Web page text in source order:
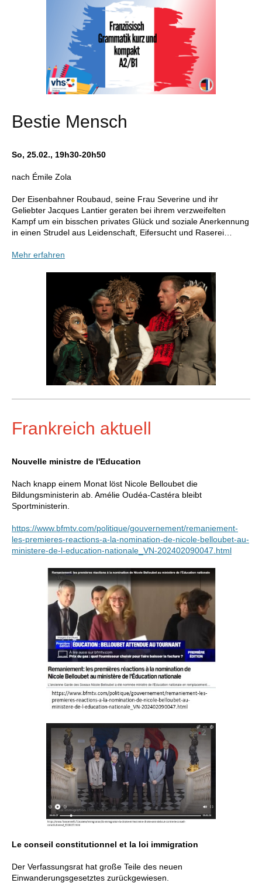
Bestie Mensch
So, 25.02., 19h30-20h50
nach Émile Zola
Der Eisenbahner Roubaud, seine Frau Severine und ihr
Geliebter Jacques Lantier geraten bei ihrem verzweifelten
Kampf um ein bisschen privates Glück und soziale Anerkennung
in einen Strudel aus Leidenschaft, Eifersucht und Raserei…
Mehr erfahren
Frankreich aktuell
Nouvelle ministre de l'Education
Nach knapp einem Monat löst Nicole Belloubet die
Bildungsministerin ab. Amélie Oudéa-Castéra bleibt
Sportministerin.
https://www.bfmtv.com/politique/gouvernement/remaniement-
les-premieres-reactions-a-la-nomination-de-nicole-belloubet-au-
ministere-de-l-education-nationale_VN-202402090047.html
Le conseil constitutionnel et la loi immigration
Der Verfassungsrat hat große Teile des neuen
Einwanderungsgesetztes zurückgewiesen.